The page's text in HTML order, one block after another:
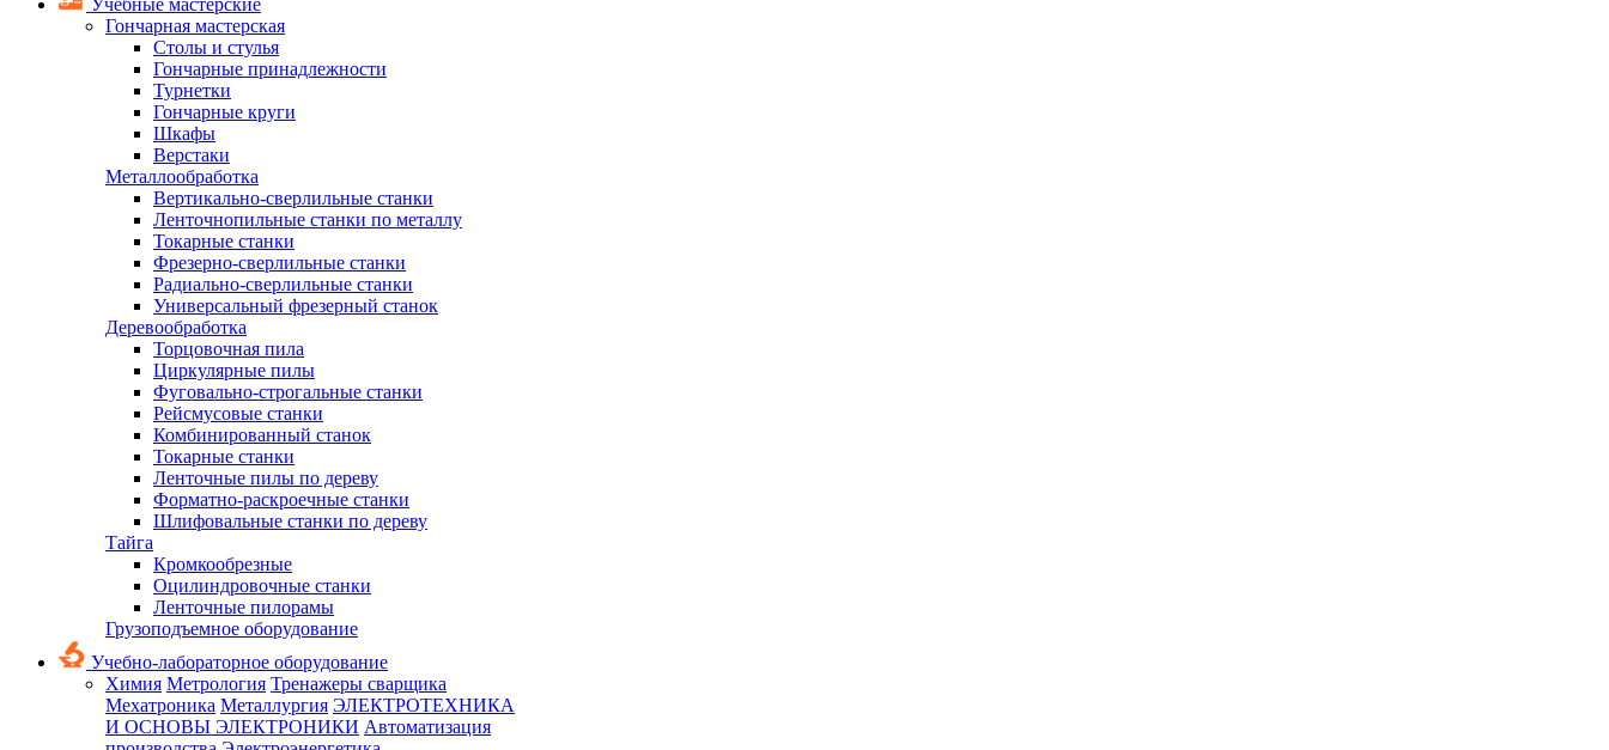
Учебные мастерские
Гончарная мастерская
Столы и стулья
Гончарные принадлежности
Турнетки
Гончарные круги
Шкафы
Верстаки
Металлообработка
Вертикально-сверлильные станки
Ленточнопильные станки по металлу
Токарные станки
Фрезерно-сверлильные станки
Радиально-сверлильные станки
Универсальный фрезерный станок
Деревообработка
Торцовочная пила
Циркулярные пилы
Фуговально-строгальные станки
Рейсмусовые станки
Комбинированный станок
Токарные станки
Ленточные пилы по дереву
Форматно-раскроечные станки
Шлифовальные станки по дереву
Тайга
Кромкообрезные
Оцилиндровочные станки
Ленточные пилорамы
Грузоподъемное оборудование
Учебно-лабораторное оборудование
Химия Метрология Тренажеры сварщика
Мехатроника Металлургия ЭЛЕКТРОТЕХНИКА
И ОСНОВЫ ЭЛЕКТРОНИКИ Автоматизация